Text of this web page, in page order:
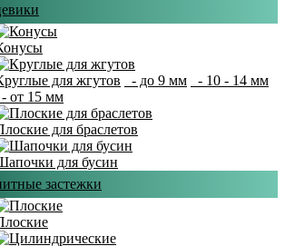
для жгутов - до 9 мм
- 10 - 14 мм
- от 15 мм
для браслетов
для бусин
застежки